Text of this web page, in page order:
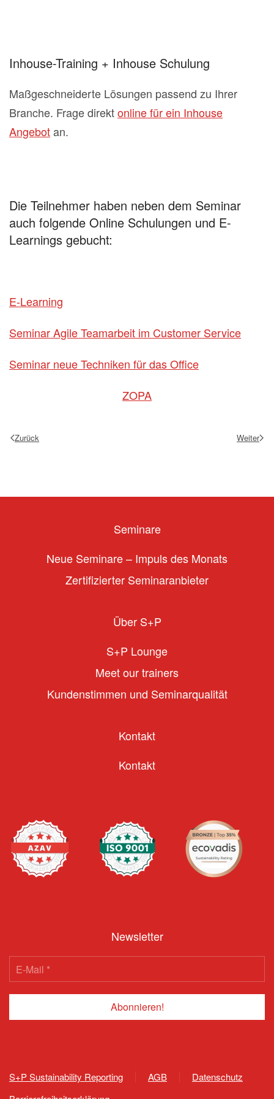
Inhouse-Training + Inhouse Schulung
Maßgeschneiderte Lösungen passend zu Ihrer
Branche. Frage direktonline für ein Inhouse
Angebotan.
Die Teilnehmer haben neben dem Seminar
auch folgende Online Schulungen und E-
Learnings gebucht:
E-Learning
Seminar Agile Teamarbeit im Customer Service
Seminar neue Techniken für das Office
ZOPA
Zurück Weiter
Seminare
Neue Seminare – Impuls des Monats
Zertifizierter Seminaranbieter
Über S+P
S+P Lounge
Meet our trainers
Kundenstimmen und Seminarqualität
Kontakt
Kontakt
Newsletter
S+P Sustainability Reporting AGB
Datenschutz